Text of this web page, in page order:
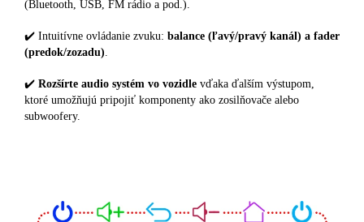
(Bluetooth, USB, FM rádio a pod.).
✔️ Intuitívne ovládanie zvuku: balance (ľavý/pravý kanál) a fader
(predok/zozadu)
✔️ Rozšírte audio systém vo vozidle vďaka ďalším výstupom,
ktoré umožňujú pripojiť komponenty ako zosilňovače alebo
subwoofery.